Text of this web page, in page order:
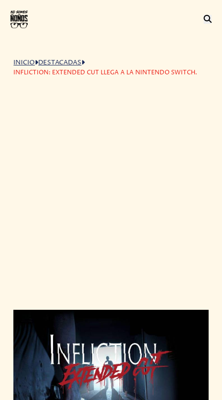
INICIO DESTACADAS
INFLICTION: EXTENDED CUT LLEGA A LA NINTENDO SWITCH.